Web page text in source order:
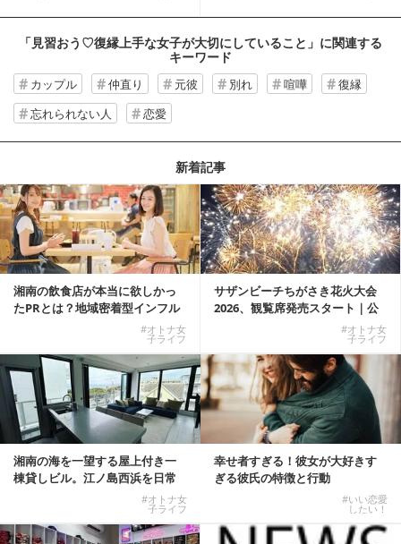
「見習おう♡復縁上手な女子が大切にしていること」 に関連する
キーワード
カップル 仲直り 元彼 別れ 喧嘩
復縁
忘れられない人
恋愛
新着記事
湘南の飲食店が本当に欲しかっ
たPRとは？地域密着型インフル
#オトナ女
子ライフ
サザンビーチちがさき花火大会
2026、観覧席発売スタート｜公
#オトナ女
子ライフ
湘南の海を一望する屋上付き一
棟貸しビル。江ノ島西浜を日常
#オトナ女
子ライフ
幸せ者すぎる！彼女が大好きす
ぎる彼氏の特徴と行動
#いい恋愛
したい！